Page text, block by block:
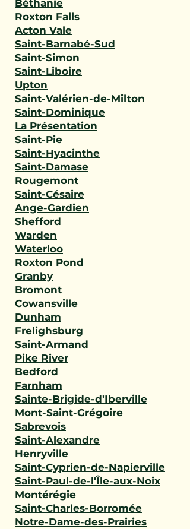
Béthanie
Roxton Falls
Acton Vale
Saint-Barnabé-Sud
Saint-Simon
Saint-Liboire
Upton
Saint-Valérien-de-Milton
Saint-Dominique
La Présentation
Saint-Pie
Saint-Hyacinthe
Saint-Damase
Rougemont
Saint-Césaire
Ange-Gardien
Shefford
Warden
Waterloo
Roxton Pond
Granby
Bromont
Cowansville
Dunham
Frelighsburg
Saint-Armand
Pike River
Bedford
Farnham
Sainte-Brigide-d'Iberville
Mont-Saint-Grégoire
Sabrevois
Saint-Alexandre
Henryville
Saint-Cyprien-de-Napierville
Saint-Paul-de-l'Île-aux-Noix
Montérégie
Saint-Charles-Borromée
Notre-Dame-des-Prairies